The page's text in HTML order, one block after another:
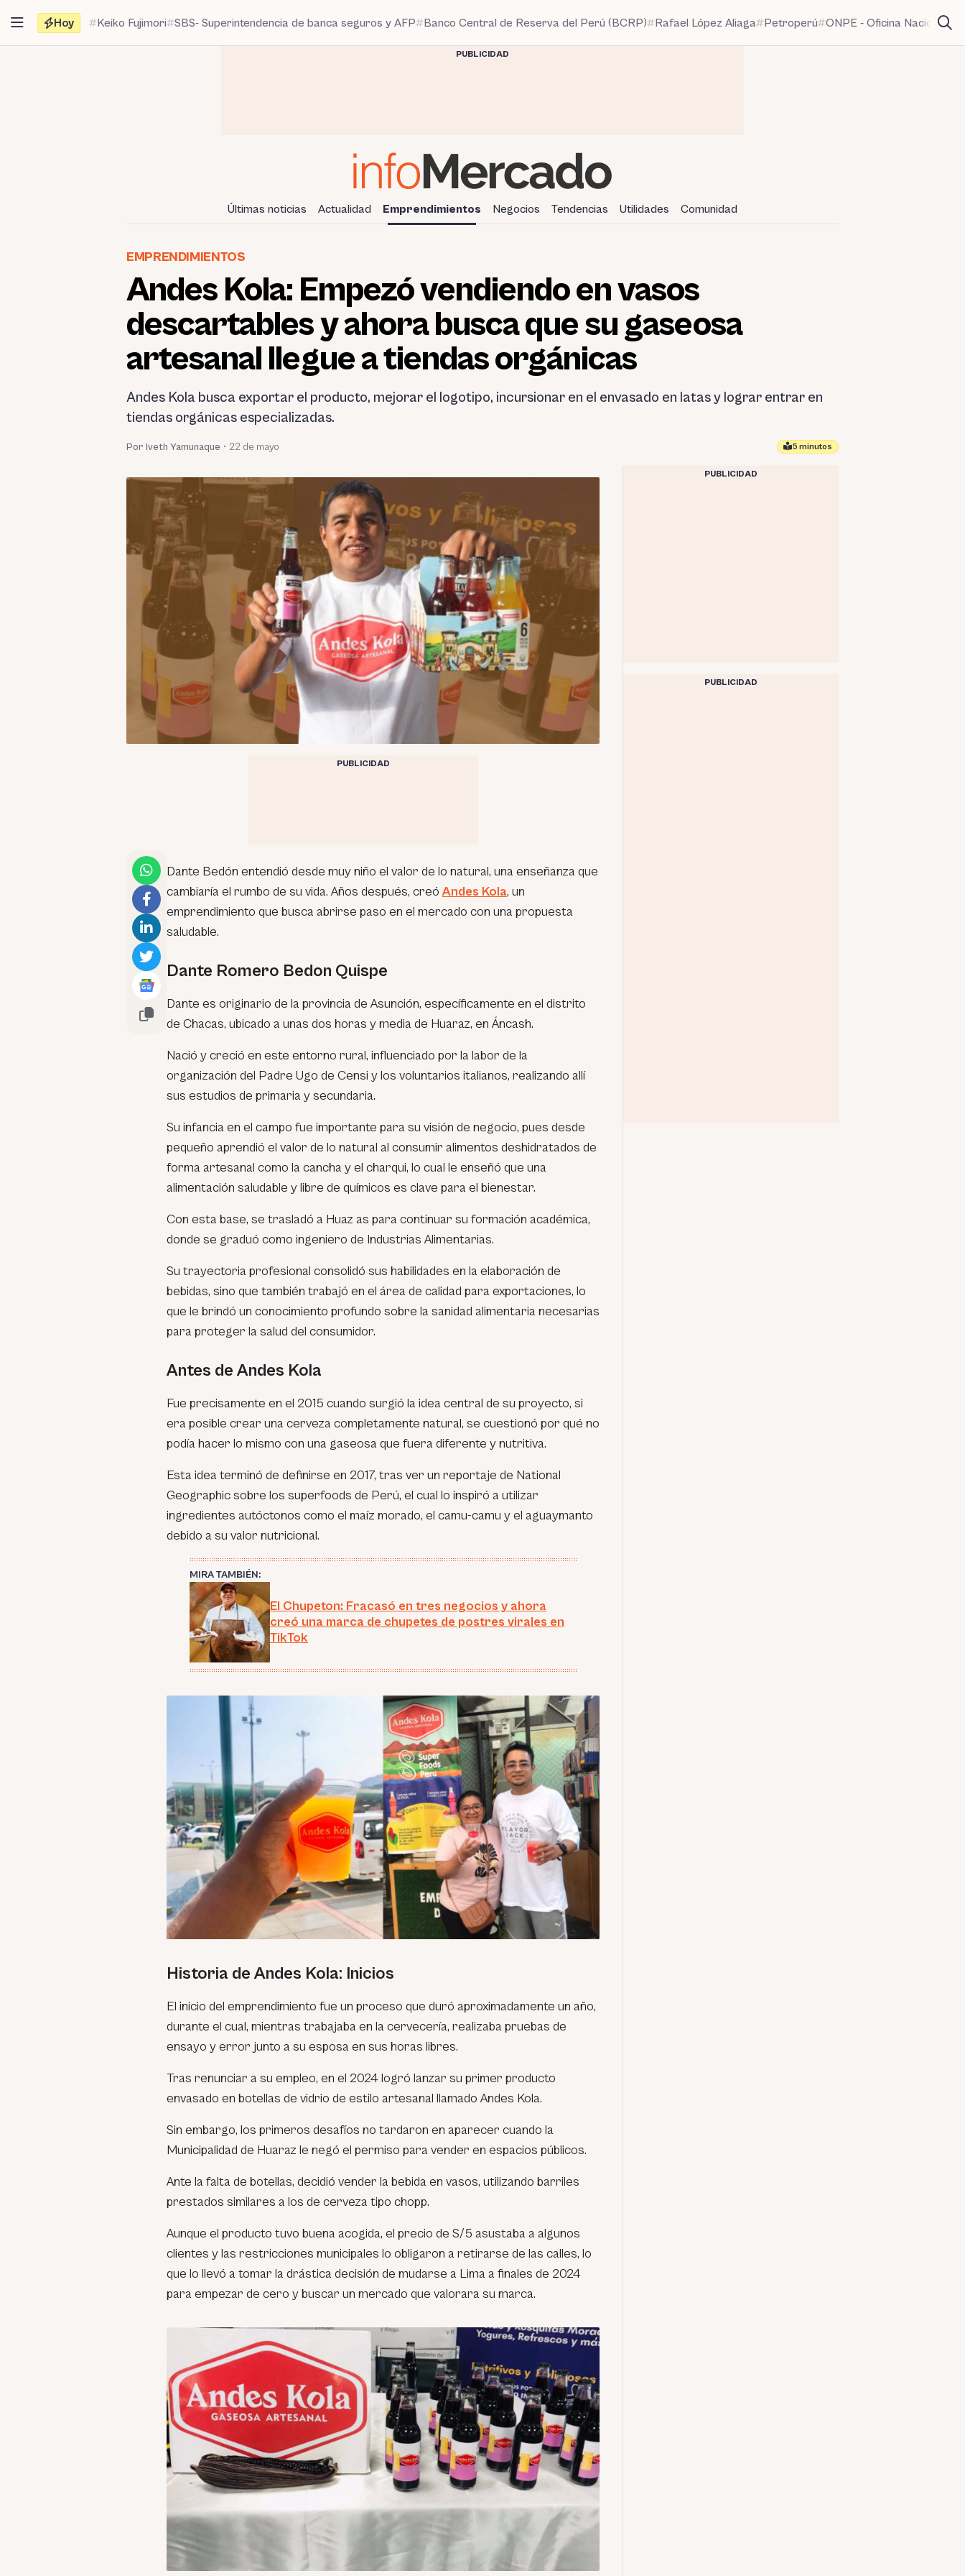
contenido
Hoy Keiko Fujimori SBS- Superintendencia de banca seguros y AFP Banco Central de Reserva del Perú (BCRP) Rafael López Aliaga Petroperú ONPE - Oficina Nacional
PUBLICIDAD
Últimas noticias Actualidad Emprendimientos Negocios Tendencias Utilidades Comunidad
EMPRENDIMIENTOS
Andes Kola: Empezó vendiendo en vasos
descartables y ahora busca que su gaseosa
artesanal llegue a tiendas orgánicas
Andes Kola busca exportar el producto, mejorar el logotipo, incursionar en el envasado en latas y lograr entrar en
tiendas orgánicas especializadas.
Por Iveth Yamunaque • 22 de mayo 5 minutos
PUBLICIDAD
Dante Bedón entendió desde muy niño el valor de lo natural, una enseñanza que
cambiaría el rumbo de su vida. Años después, creóAndes Kola, un
emprendimiento que busca abrirse paso en el mercado con una propuesta
saludable.
Dante Romero Bedon Quispe
Dante es originario de la provincia de Asunción, específicamente en el distrito
de Chacas, ubicado a unas dos horas y media de Huaraz, en Áncash.
Nació y creció en este entorno rural, influenciado por la labor de la
organización del Padre Ugo de Censi y los voluntarios italianos, realizando allí
sus estudios de primaria y secundaria.
Su infancia en el campo fue importante para su visión de negocio, pues desde
pequeño aprendió el valor de lo natural al consumir alimentos deshidratados de
forma artesanal como la cancha y el charqui, lo cual le enseñó que una
alimentación saludable y libre de químicos es clave para el bienestar.
Con esta base, se trasladó a Huaz as para continuar su formación académica,
donde se graduó como ingeniero de Industrias Alimentarias.
Su trayectoria profesional consolidó sus habilidades en la elaboración de
bebidas, sino que también trabajó en el área de calidad para exportaciones, lo
que le brindó un conocimiento profundo sobre la sanidad alimentaria necesarias
para proteger la salud del consumidor.
Antes de Andes Kola
Fue precisamente en el 2015 cuando surgió la idea central de su proyecto, si
era posible crear una cerveza completamente natural, se cuestionó por qué no
podía hacer lo mismo con una gaseosa que fuera diferente y nutritiva.
Esta idea terminó de definirse en 2017, tras ver un reportaje de National
Geographic sobre los superfoods de Perú, el cual lo inspiró a utilizar
ingredientes autóctonos como el maíz morado, el camu-camu y el aguaymanto
debido a su valor nutricional.
MIRA TAMBIÉN:
El Chupeton: Fracasó en tres negocios y ahora
creó una marca de chupetes de postres virales en
TikTok
Historia de Andes Kola: Inicios
El inicio del emprendimiento fue un proceso que duró aproximadamente un año,
durante el cual, mientras trabajaba en la cervecería, realizaba pruebas de
ensayo y error junto a su esposa en sus horas libres.
Tras renunciar a su empleo, en el 2024 logró lanzar su primer producto
envasado en botellas de vidrio de estilo artesanal llamado Andes Kola.
Sin embargo, los primeros desafíos no tardaron en aparecer cuando la
Municipalidad de Huaraz le negó el permiso para vender en espacios públicos.
Ante la falta de botellas, decidió vender la bebida en vasos, utilizando barriles
prestados similares a los de cerveza tipo chopp.
Aunque el producto tuvo buena acogida, el precio de S/5 asustaba a algunos
clientes y las restricciones municipales lo obligaron a retirarse de las calles, lo
que lo llevó a tomar la drástica decisión de mudarse a Lima a finales de 2024
para empezar de cero y buscar un mercado que valorara su marca.
PUBLICIDAD
PUBLICIDAD